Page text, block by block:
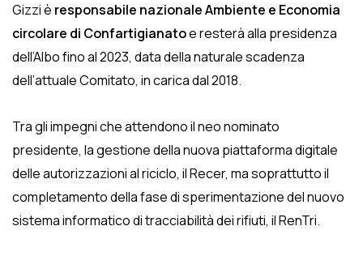
Gizzi è responsabile nazionale Ambiente e Economia
circolare di Confartigianatoe resterà alla presidenza
dell’Albo fino al 2023, data della naturale scadenza
dell’attuale Comitato, in carica dal 2018.
Tra gli impegni che attendono il neo nominato
presidente, la gestione della nuova piattaforma digitale
delle autorizzazioni al riciclo, il Recer, ma soprattutto il
completamento della fase di sperimentazione del nuovo
sistema informatico di tracciabilità dei rifiuti, il RenTri.